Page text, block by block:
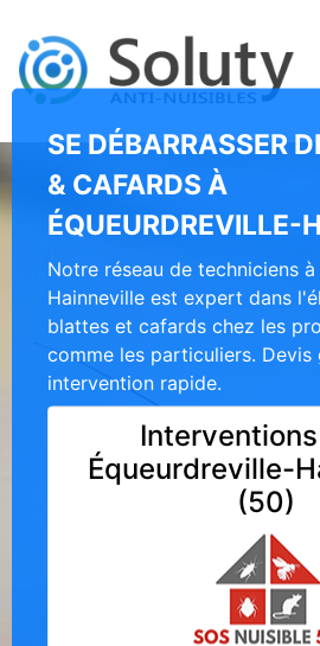
SE DÉBARRASSER
& CAFARDS À
ÉQUEURDREVILLE-
Notre réseau de techniciens
Hainneville est expert dans
blattes et cafards chez les
comme les particuliers. Devis
intervention rapide.
Équeurdreville-
(50)